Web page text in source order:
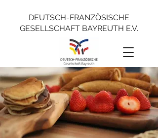
DEUTSCH-FRANZÖSISCHE
GESELLSCHAFT BAYREUTH E.V.